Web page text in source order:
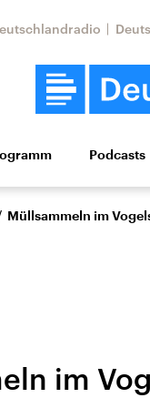
Wissen
Podcasts
Müllsammeln im
im